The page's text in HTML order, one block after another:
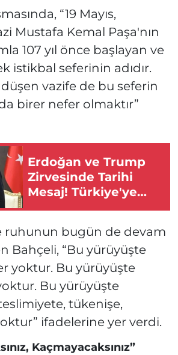
“19 Mayıs,
Mustafa Kemal Paşa'nın
107 yıl önce başlayan ve
istikbal seferinin adıdır.
vazife de bu seferin
birer nefer olmaktır”
Erdoğan ve Trump
Zirvesinde Tarihi
Mesaj! Türkiye'ye
Ambargolar Kalkıyor!
ruhunun bugün de devam
Bahçeli, “Bu yürüyüşte
yoktur. Bu yürüyüşte
Bu yürüyüşte
tükenişe,
ifadelerine yer verdi.
Kaçmayacaksınız”